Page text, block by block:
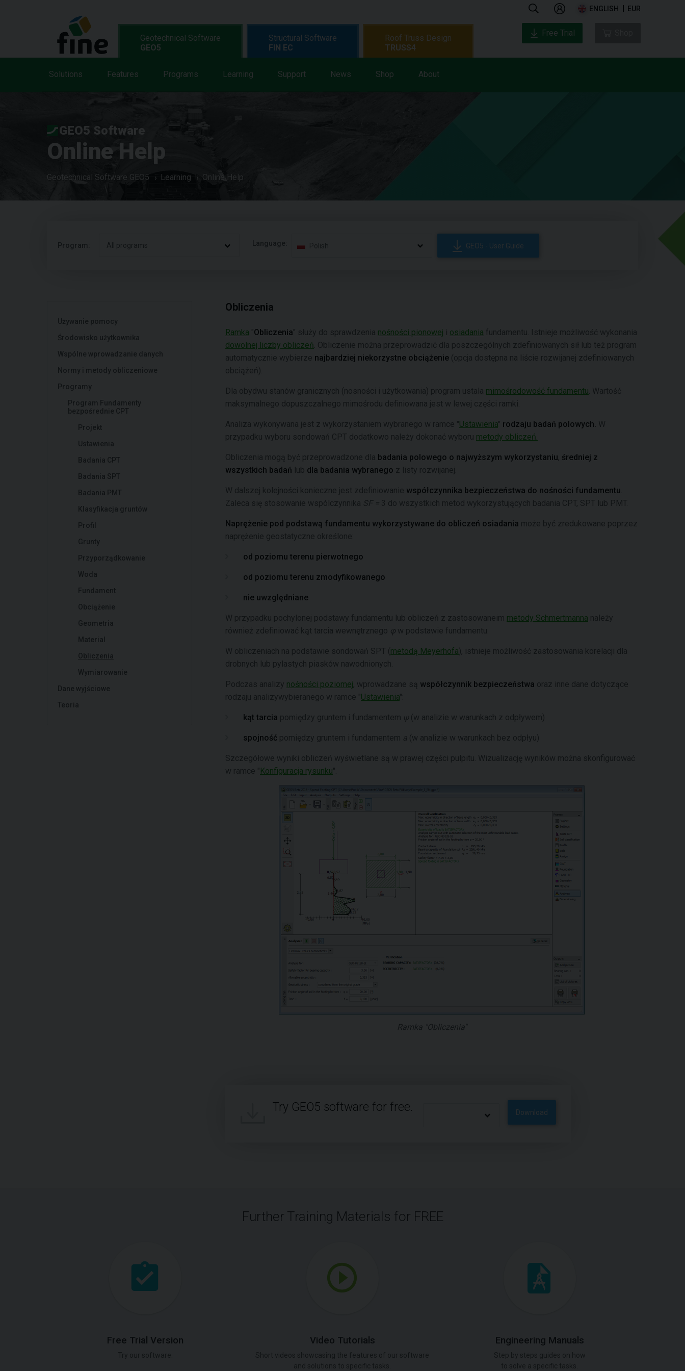
ENGLISH EUR
Geotechnical Software
GEO5
Solutions Features Programs Learning Support News Shop About
Structural Software
FIN EC
Roof Truss Design
TRUSS4
Free Trial
GEO5 Software
Online Help
Geotechnical Software GEO5 Learning Online Help
Program: All programs Language: Polish GEO5 - User Guide
Używanie pomocy
Środowisko użytkownika
Wspólne wprowadzanie danych
Normy i metody obliczeniowe
Programy
Program Fundamenty
bezpośrednie CPT
Projekt
Ustawienia
Badania CPT
Badania SPT
Badania PMT
Klasyfikacja gruntów
Profil
Grunty
Przyporządkowanie
Woda
Fundament
Obciążenie
Geometria
Material
Obliczenia
Wymiarowanie
Dane wyjściowe
Teoria
Obliczenia
Ramka "Obliczenia" służy do sprawdzenia nośności pionowej i osiadania fundamentu. Istnieje możliwość wykonania
dowolnej liczby obliczeń . Obliczenie można przeprowadzić dla poszczególnych zdefiniowanych sił lub też program
automatycznie wybierze najbardziej niekorzystne obciążenie (opcja dostępna na liście rozwijanej zdefiniowanych
obciążeń).
Dla obydwu stanów granicznych (nosności i użytkowania) program ustala mimośrodowość fundamentu . Wartość
maksymalnego dopuszczalnego mimośrodu definiowana jest w lewej części ramki.
Analiza wykonywana jest z wykorzystaniem wybranego w ramce "Ustawienia" rodzaju badań polowych. W
przypadku wyboru sondowań CPT dodatkowo należy dokonać wyboru metody obliczeń.
Obliczenia mogą być przeprowadzone dla badania polowego o najwyższym wykorzystaniu, średniej z
wszystkich badań lub dla badania wybranego z listy rozwijanej.
W dalszej kolejności konieczne jest zdefiniowanie współczynnika bezpieczeństwa do nośności fundamentu
Zaleca się stosowanie wspólczynnika SF = 3 do wszystkich metod wykorzystujących badania CPT, SPT lub PMT.
Naprężenie pod podstawą fundamentu wykorzystywane do obliczeń osiadania może być zredukowane poprzez
naprężenie geostatyczne określone:
od poziomu terenu pierwotnego
od poziomu terenu zmodyfikowanego
nie uwzględniane
W przypadku pochylonej podstawy fundamentu lub obliczeń z zastosowaneim metody Schmertmanna należy
również zdefiniować kąt tarcia wewnętrznego φ w podstawie fundamentu.
W obliczeniach na podstawie sondowań SPT ( metodą Meyerhofa), istnieje możliwość zastosowania korelacji dla
drobnych lub pylastych piasków nawodnionych.
Podczas analizy nośności poziomej, wprowadzane są współczynnik bezpieczeństwa oraz inne dane dotyczące
rodzaju analizywybieranego w ramce "Ustawienia":
kąt tarcia pomiędzy gruntem i fundamentem ψ (w analizie w warunkach z odpływem)
spojność pomiędzy gruntem i fundamentem a (w analizie w warunkach bez odpłyu)
Szczegółowe wyniki obliczeń wyświetlane są w prawej części pulpitu. Wizualizację wyników można skonfigurować
w ramce "Konfiguracja rysunku".
Ramka "Obliczenia"
Try GEO5 software for free. Download
Further Training Materials for FREE
Free Trial Version Video Tutorials Engineering Manuals